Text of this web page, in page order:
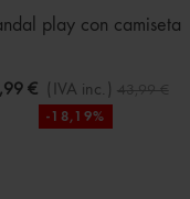
play con camiseta
€ (IVA inc.) 43,99 €
-18,19%